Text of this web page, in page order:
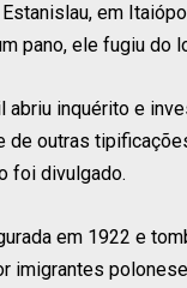
em
pano, ele fugiu do
abriu inquérito e
outras
foi divulgado.
em 1922 e
imigrantes